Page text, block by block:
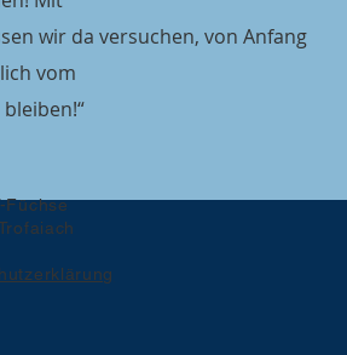
wir da versuchen, von Anfang
vom
Füchse